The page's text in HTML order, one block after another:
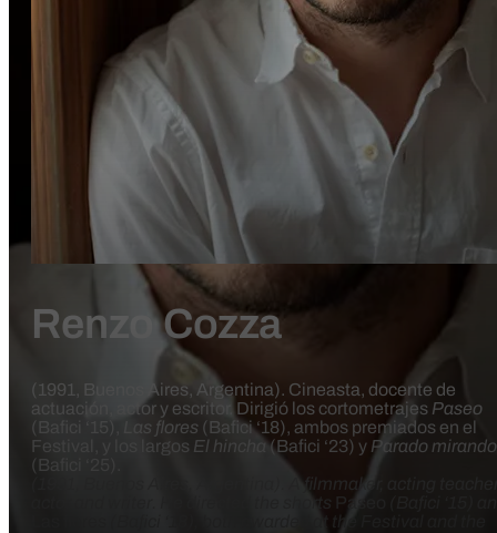
Renzo Cozza
(1991, Buenos Aires, Argentina). Cineasta, docente de
actuación, actor y escritor. Dirigió los cortometrajes Paseo
(Bafici ‘15),
Las flores (Bafici ‘18), ambos premiados en el
Festival, y los largos El hincha(Bafici ‘23) y Parado mirando
(Bafici ‘25).
(1991, Buenos Aires, Argentina). A filmmaker, acting
actor and writer. He directed the shorts
Paseo
(Bafici ‘18), both awarded at the Festival and the